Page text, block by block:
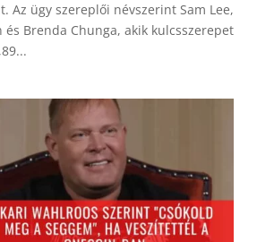
Az ügy szereplői névszerint Sam Lee,
és Brenda Chunga, akik kulcsszerepet